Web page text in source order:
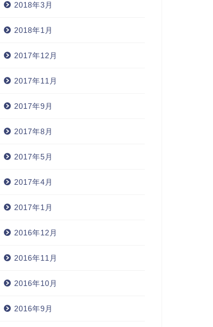
2018年3月
2018年1月
2017年12月
2017年11月
2017年9月
2017年8月
2017年5月
2017年4月
2017年1月
2016年12月
2016年11月
2016年10月
2016年9月